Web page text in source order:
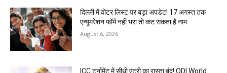
दिल्ली में वोटर लिस्ट पर बड़ा अपडेट! 17 अगस्त तक
एन्यूमरेशन फॉर्म नहीं भरा तो कट सकता है नाम
August 6, 2026
ICC टूर्नामेंट में सीधी एंट्री का रास्ता बंद! ODI World